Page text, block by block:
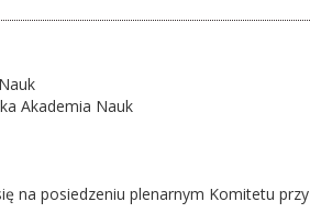
Akademia Nauk
na posiedzeniu plenarnym Komitetu